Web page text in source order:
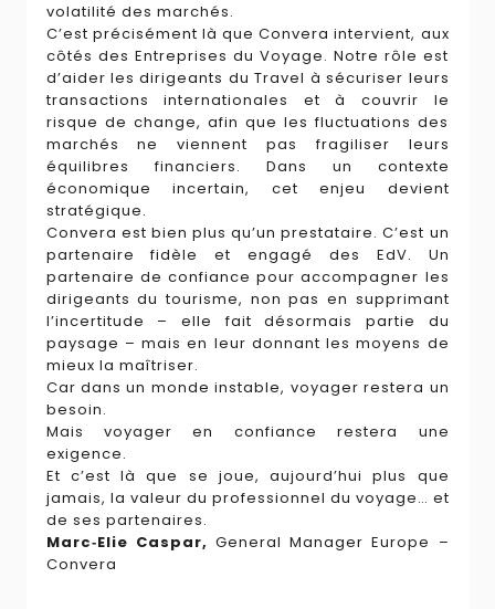
volatilité des marchés.
C’est précisément là que Convera intervient, aux
côtés des Entreprises du Voyage. Notre rôle est
d’aider les dirigeants du Travel à sécuriser leurs
transactions internationales et à couvrir le
risque de change, afin que les fluctuations des
marchés ne viennent pas fragiliser leurs
équilibres financiers. Dans un contexte
économique incertain, cet enjeu devient
stratégique.
Convera est bien plus qu’un prestataire. C’est un
partenaire fidèle et engagé des EdV. Un
partenaire de confiance pour accompagner les
dirigeants du tourisme, non pas en supprimant
l’incertitude – elle fait désormais partie du
paysage – mais en leur donnant les moyens de
mieux la maîtriser.
Car dans un monde instable, voyager restera un
besoin.
Mais voyager en confiance restera une
exigence.
Et c’est là que se joue, aujourd’hui plus que
jamais, la valeur du professionnel du voyage… et
de ses partenaires.
Marc‑Elie Caspar, General Manager Europe –
Convera